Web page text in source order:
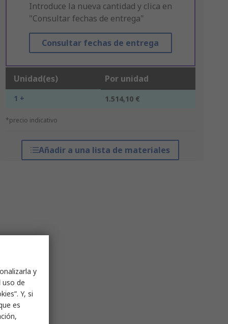
Introduce la nueva cantidad y clica en
"Consultar fechas de entrega"
Consultar fechas de entrega
Unidad(es) Por unidad
1 + 1.514,10 €
*precio indicativo
Añadir a una lista de materiales
y
uso de
Y, si
es